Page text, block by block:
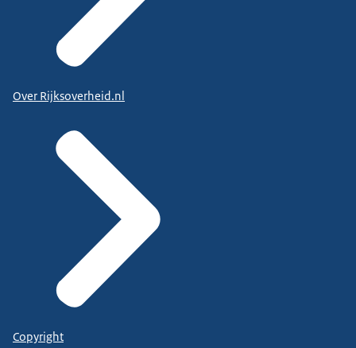
Over Rijksoverheid.nl
Copyright